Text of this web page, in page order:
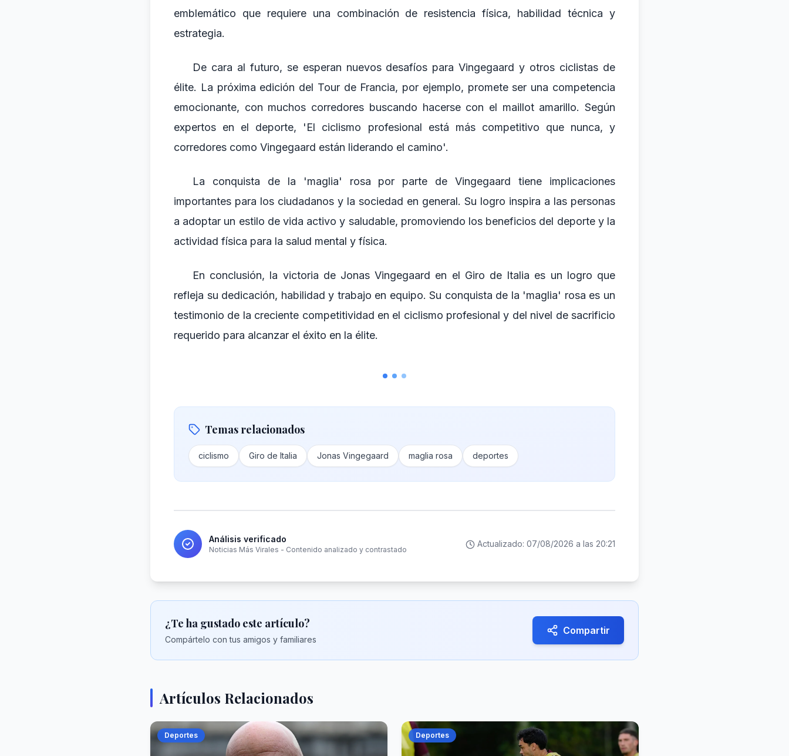
emblemático que requiere una combinación de resistencia física, habilidad técnica y
estrategia.
De cara al futuro, se esperan nuevos desafíos para Vingegaard y otros ciclistas de
élite. La próxima edición del Tour de Francia, por ejemplo, promete ser una competencia
emocionante, con muchos corredores buscando hacerse con el maillot amarillo. Según
expertos en el deporte, 'El ciclismo profesional está más competitivo que nunca, y
corredores como Vingegaard están liderando el camino'.
La conquista de la 'maglia' rosa por parte de Vingegaard tiene implicaciones
importantes para los ciudadanos y la sociedad en general. Su logro inspira a las personas
a adoptar un estilo de vida activo y saludable, promoviendo los beneficios del deporte y la
actividad física para la salud mental y física.
En conclusión, la victoria de Jonas Vingegaard en el Giro de Italia es un logro que
refleja su dedicación, habilidad y trabajo en equipo. Su conquista de la 'maglia' rosa es un
testimonio de la creciente competitividad en el ciclismo profesional y del nivel de sacrificio
requerido para alcanzar el éxito en la élite.
Temas relacionados
ciclismo Giro de Italia Jonas Vingegaard maglia rosa deportes
Análisis verificado
Noticias Más Virales - Contenido analizado y contrastado
Actualizado: 07/08/2026 a las 20:21
¿Te ha gustado este artículo?
Compártelo con tus amigos y familiares
Compartir
Artículos Relacionados
Deportes Deportes